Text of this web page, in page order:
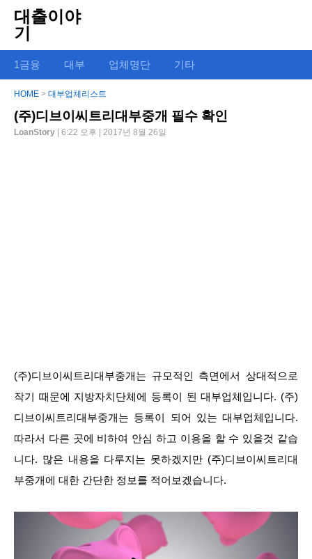
대출이야
기
1금융 대부 업체명단 기타
HOME > 대부업체리스트
(주)디브이씨트리대부중개 필수 확인
LoanStory | 6:22 오후 | 2017년 8월 26일
(주)디브이씨트리대부중개는 규모적인 측면에서 상대적으로
작기 때문에 지방자치단체에 등록이 된 대부업체입니다. (주)
디브이씨트리대부중개는 등록이 되어 있는 대부업체입니다.
따라서 다른 곳에 비하여 안심 하고 이용을 할 수 있을것 같습
니다. 많은 내용을 다루지는 못하겠지만 (주)디브이씨트리대
부중개에 대한 간단한 정보를 적어보겠습니다.